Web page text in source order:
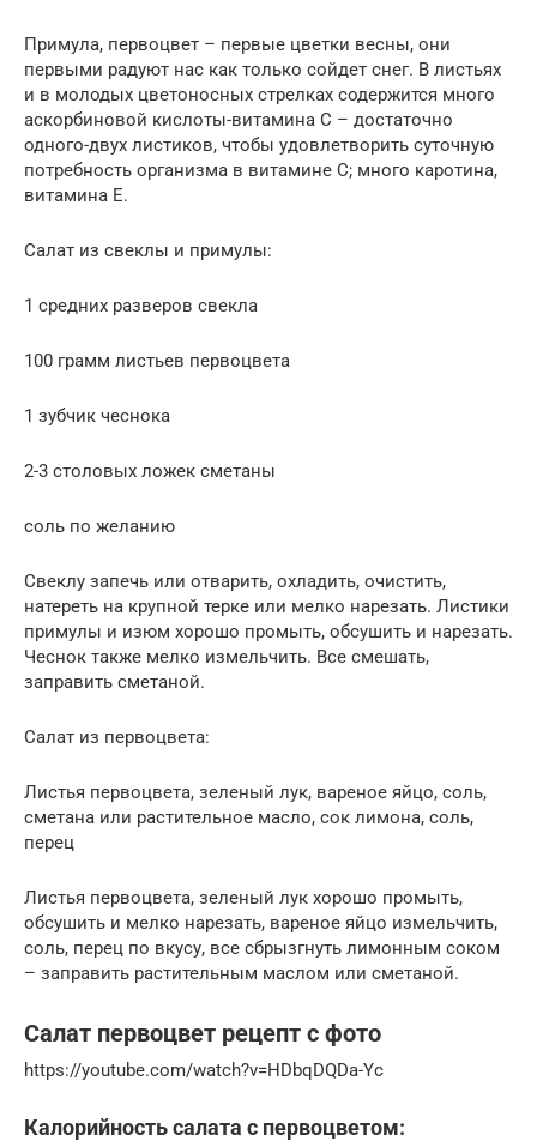
Примула, первоцвет – первые цветки весны, они
первыми радуют нас как только сойдет снег. В листьях
и в молодых цветоносных стрелках содержится много
аскорбиновой кислоты-витамина С – достаточно
одного-двух листиков, чтобы удовлетворить суточную
потребность организма в витамине С; много каротина,
витамина Е.
Салат из свеклы и примулы:
1 средних разверов свекла
100 грамм листьев первоцвета
1 зубчик чеснока
2-3 столовых ложек сметаны
соль по желанию
Свеклу запечь или отварить, охладить, очистить,
натереть на крупной терке или мелко нарезать. Листики
примулы и изюм хорошо промыть, обсушить и нарезать.
Чеснок также мелко измельчить. Все смешать,
заправить сметаной.
Салат из первоцвета:
Листья первоцвета, зеленый лук, вареное яйцо, соль,
сметана или растительное масло, сок лимона, соль,
перец
Листья первоцвета, зеленый лук хорошо промыть,
обсушить и мелко нарезать, вареное яйцо измельчить,
соль, перец по вкусу, все сбрызгнуть лимонным соком
– заправить растительным маслом или сметаной.
Салат первоцвет рецепт с фото
https://youtube.com/watch?v=HDbqDQDa-Yc
Калорийность салата с первоцветом: